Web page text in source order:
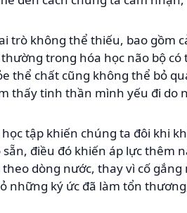
trò không thể thiếu, bao gồm
trong hóa học não bộ
thể chất cũng không thể bỏ
thấy tinh thần mình yếu đi do
tập khiến chúng ta đôi khi
điều đó khiến áp lực thêm
dòng nước, thay vì cố
những ký ức đã làm tổn